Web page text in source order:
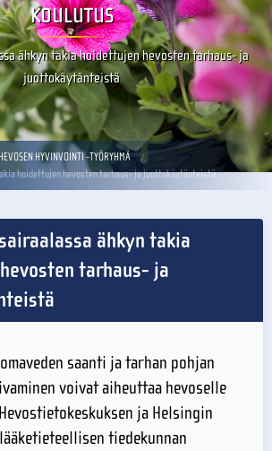
KOULUTUS
ähkyn takia hoidettujen hevosten tarhaus- ja
juottokäytänteistä
HEVOSEN HYVINVOINTI -TYÖRYHMÄ
hoidettujen hevosten tarhaus- ja juottokäytänteistä
ähkyn takia
tarhaus- ja
saanti ja tarhan pohjan
voivat aiheuttaa hevoselle
ja Helsingin
tiedekunnan